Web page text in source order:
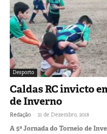
Desporto
Caldas RC invicto
de Inverno
Redação - 21 de Dezembro, 2018
A 5ª Jornada do Torneio de